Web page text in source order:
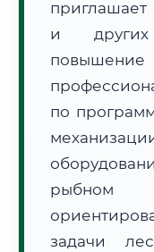
Расчет логистики
• Экспресс-доставка
и
по
задачи